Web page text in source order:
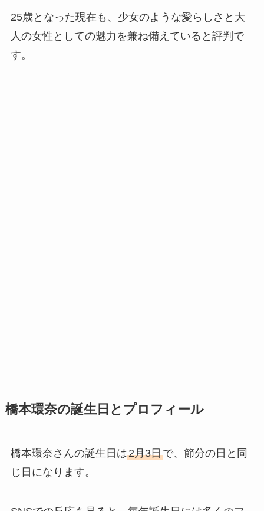
25歳となった現在も、少女のような愛らしさと大
人の女性としての魅力を兼ね備えていると評判で
す。
橋本環奈の誕生日とプロフィール
橋本環奈さんの誕生日は2月3日で、節分の日と同
じ日になります。